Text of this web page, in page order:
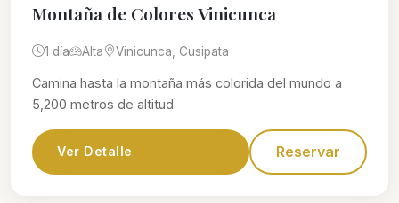
Montaña de Colores Vinicunca
1 día Alta Vinicunca, Cusipata
Camina hasta la montaña más colorida del mundo a
5,200 metros de altitud.
Ver Detalle Reservar